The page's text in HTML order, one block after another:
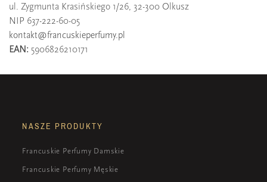
ul. Zygmunta Krasińskiego 1/26, 32-300 Olkusz
NIP 637-222-60-05
kontakt@francuskieperfumy.pl
EAN: 5906826210171
NASZE PRODUKTY
Francuskie Perfumy Damskie
Francuskie Perfumy Męskie